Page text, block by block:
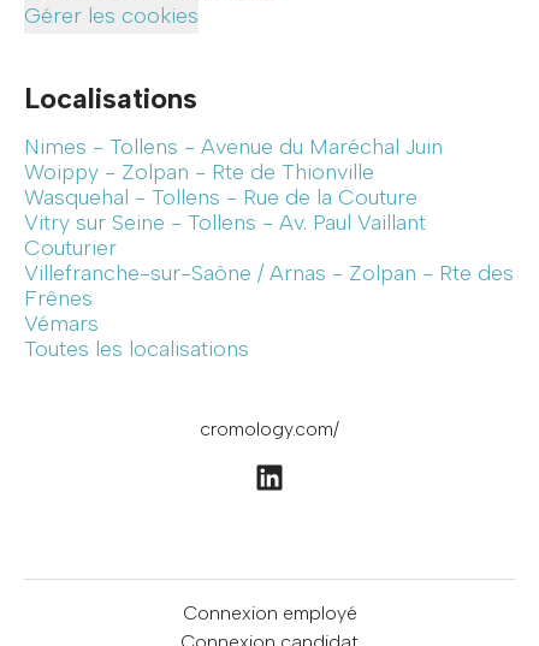
Gérer les cookies
Localisations
Nimes - Tollens - Avenue du Maréchal Juin
Woippy - Zolpan - Rte de Thionville
Wasquehal - Tollens - Rue de la Couture
Vitry sur Seine - Tollens - Av. Paul Vaillant
Couturier
Villefranche-sur-Saône / Arnas - Zolpan - Rte des
Frênes
Vémars
Toutes les localisations
cromology.com/
Connexion employé